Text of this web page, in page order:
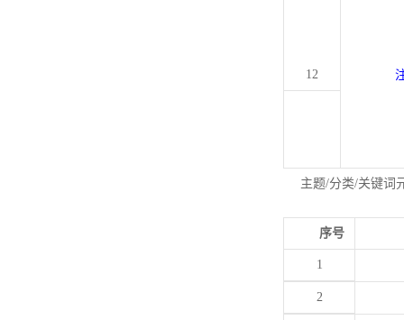
12
主题/分类/关键词
序号
1
2